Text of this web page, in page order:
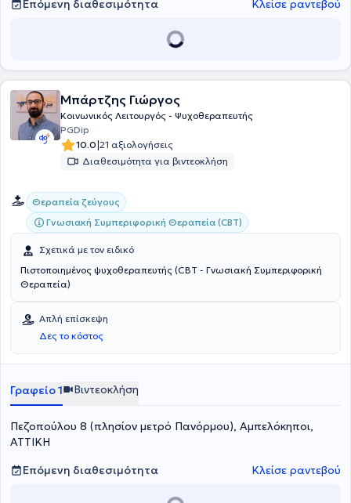
Επόμενη διαθεσιμότητα
Κλείσε ραντεβού
Μπάρτζης Γιώργος
Κοινωνικός Λειτουργός - Ψυχοθεραπευτής
PGDip
10.0|21 αξιολογήσεις
Διαθεσιμότητα για βιντεοκλήση
Θεραπεία ζεύγους
Γνωσιακή Συμπεριφορική Θεραπεία (CBT)
Σχετικά με τον ειδικό
Πιστοποιημένος ψυχοθεραπευτής (CBT - Γνωσιακή Συμπεριφορική
Θεραπεία)
Απλή επίσκεψη
Δες το κόστος
Γραφείο 1 Βιντεοκλήση
Πεζοπούλου 8 (πλησίον μετρό Πανόρμου), Αμπελόκηποι,
ΑΤΤΙΚΗ
Επόμενη διαθεσιμότητα
Κλείσε ραντεβού